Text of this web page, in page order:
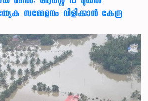
സമ്മേളനം വിളിക്കാൻ കേന്ദ്ര